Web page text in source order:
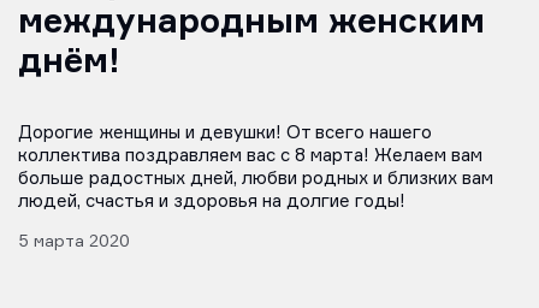
международным женским
днём!
Дорогие женщины и девушки! От всего нашего
коллектива поздравляем вас с 8 марта! Желаем вам
больше радостных дней, любви родных и близких вам
людей, счастья и здоровья на долгие годы!
5 марта 2020